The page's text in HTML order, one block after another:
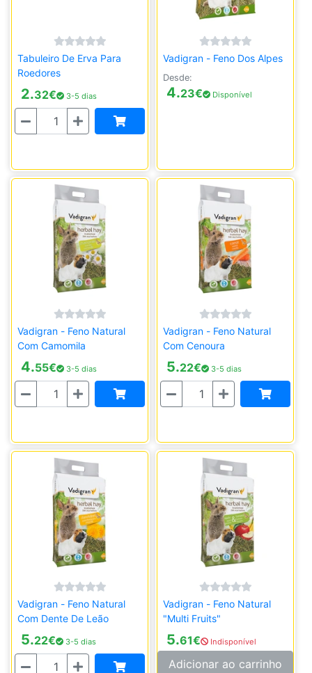
Tabuleiro De Erva Para
Roedores
2.32€ 3-5 dias
Quantidade
Vadigran - Feno Dos Alpes
Desde:
4.23€ Disponível
Vadigran - Feno Natural
Com Camomila
4.55€ 3-5 dias
Quantidade
Vadigran - Feno Natural
Com Cenoura
5.22€ 3-5 dias
Quantidade
Vadigran - Feno Natural
Com Dente De Leão
5.22€ 3-5 dias
Quantidade
Vadigran - Feno Natural
"Multi Fruits"
5.61€ Indisponível
Adicionar ao carrinho